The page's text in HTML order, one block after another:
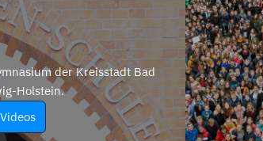
der Kreisstadt Bad
Holstein.